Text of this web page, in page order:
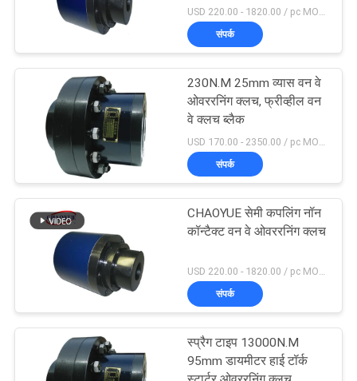
नियंत्रण
समाचार
एक
उद्धरण
के लिए लंबाई रेंज 146 500
मिमी
संपर्क
230N.M 25mm व्यास वन वे
ओवररनिंग क्लच, फ्रीव्हील वन
वे क्लच ब्लैक
संपर्क
CHAOYUE सेमी कपलिंग नॉन
कॉन्टैक्ट वन वे ओवररनिंग क्लच
USD 220.00 - 1820.00 / pc MOQ:1 पीसी
संपर्क
स्प्रैग टाइप 13000N.M
95mm डायमीटर हाई टॉर्क